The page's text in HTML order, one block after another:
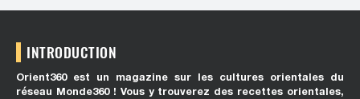
INTRODUCTION
Orient360 est un magazine sur les cultures orientales du
réseau Monde360 ! Vous y trouverez des recettes orientales,